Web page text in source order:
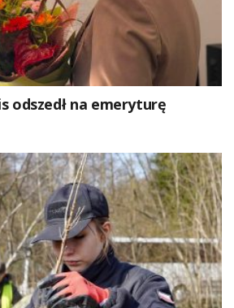
odszedł na emeryturę